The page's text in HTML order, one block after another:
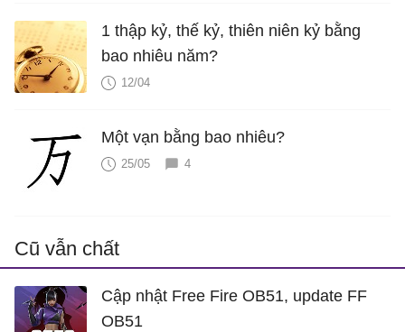
1 thập kỷ, thế kỷ, thiên niên kỷ bằng
bao nhiêu năm?
12/04
Một vạn bằng bao nhiêu?
25/05 4
Cũ vẫn chất
Cập nhật Free Fire OB51, update FF
OB51